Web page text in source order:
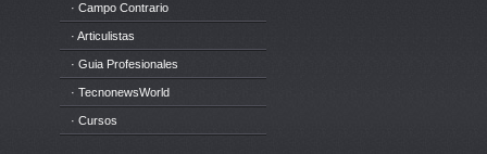
· Campo Contrario
· Articulistas
· Guia Profesionales
· TecnonewsWorld
· Cursos